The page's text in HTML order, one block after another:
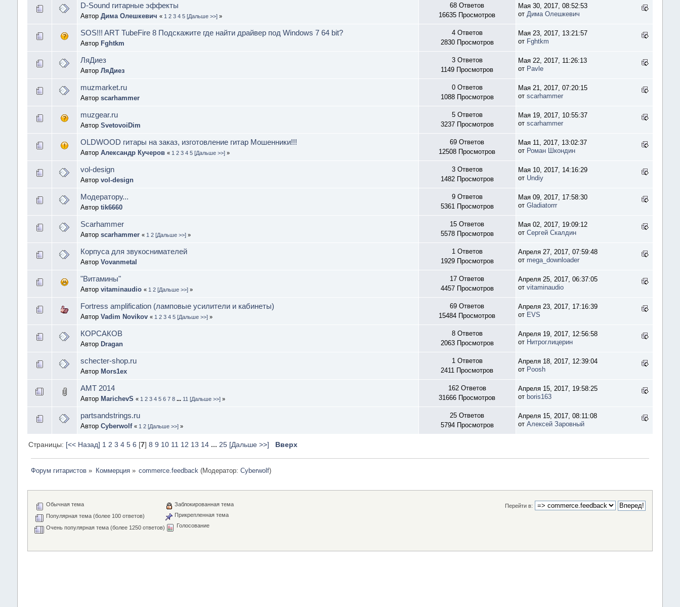
D-Sound гитарные эффекты
Автор Дима Олешкевич « 1 2 3 4 5 [Дальше >>] »
68 Ответов
16635 Просмотров
Мая 30, 2017, 08:52:53
от Дима Олешкевич
SOS!!! ART TubeFire 8 Подскажите где найти драйвер под Windows 7 64 bit?
Автор Fghtkm
4 Ответов
2830 Просмотров
Мая 23, 2017, 13:21:57
от Fghtkm
ЛяДиез
Автор ЛяДиез
3 Ответов
1149 Просмотров
Мая 22, 2017, 11:26:13
от Pavle
muzmarket.ru
Автор scarhammer
0 Ответов
1088 Просмотров
Мая 21, 2017, 07:20:15
от scarhammer
muzgear.ru
Автор SvetovoiDim
5 Ответов
3237 Просмотров
Мая 19, 2017, 10:55:37
от scarhammer
OLDWOOD гитары на заказ, изготовление гитар Мошенники!!!
Автор Александр Кучеров « 1 2 3 4 5 [Дальше >>] »
69 Ответов
12508 Просмотров
Мая 11, 2017, 13:02:37
от Роман Шкондин
vol-design
Автор vol-design
3 Ответов
1482 Просмотров
Мая 10, 2017, 14:16:29
от Undiy
Модератору...
Автор tik6660
9 Ответов
5361 Просмотров
Мая 09, 2017, 17:58:30
от Gladiatorrr
Scarhammer
Автор scarhammer « 1 2 [Дальше >>] »
15 Ответов
5578 Просмотров
Мая 02, 2017, 19:09:12
от Сергей Скалдин
Корпуса для звукоснимателей
Автор Vovanmetal
1 Ответов
1929 Просмотров
Апреля 27, 2017, 07:59:48
от mega_downloader
"Витамины"
Автор vitaminaudio « 1 2 [Дальше >>] »
17 Ответов
4457 Просмотров
Апреля 25, 2017, 06:37:05
от vitaminaudio
Fortress amplification (ламповые усилители и кабинеты)
Автор Vadim Novikov « 1 2 3 4 5 [Дальше >>] »
69 Ответов
15484 Просмотров
Апреля 23, 2017, 17:16:39
от EVS
КОРСАКОВ
Автор Dragan
8 Ответов
2063 Просмотров
Апреля 19, 2017, 12:56:58
от Нитроглицерин
schecter-shop.ru
Автор Mors1ex
1 Ответов
2411 Просмотров
Апреля 18, 2017, 12:39:04
от Poosh
AMT 2014
Автор MarichevS « 1 2 3 4 5 6 7 8 ... 11 [Дальше >>] »
162 Ответов
31666 Просмотров
Апреля 15, 2017, 19:58:25
от boris163
partsandstrings.ru
Автор Cyberwolf « 1 2 [Дальше >>] »
25 Ответов
5794 Просмотров
Апреля 15, 2017, 08:11:08
от Алексей Заровный
Страницы: [<< Назад] 1 2 3 4 5 6 [7]8 9 10 11 12 13 14 ... 25 [Дальше >>] Вверх
Форум гитаристов » Коммерция» commerce.feedback (Модератор: Cyberwolf)
Перейти в:
Обычная тема
Популярная тема (более 100 ответов)
Очень популярная тема (более 1250 ответов)
Заблокированная тема
Прикрепленная тема
Голосование